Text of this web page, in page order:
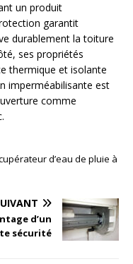
un produit
garantit
durablement la toiture
ses propriétés
thermique et isolante
imperméabilisante est
comme
d’eau de pluie à
d’un
sécurité